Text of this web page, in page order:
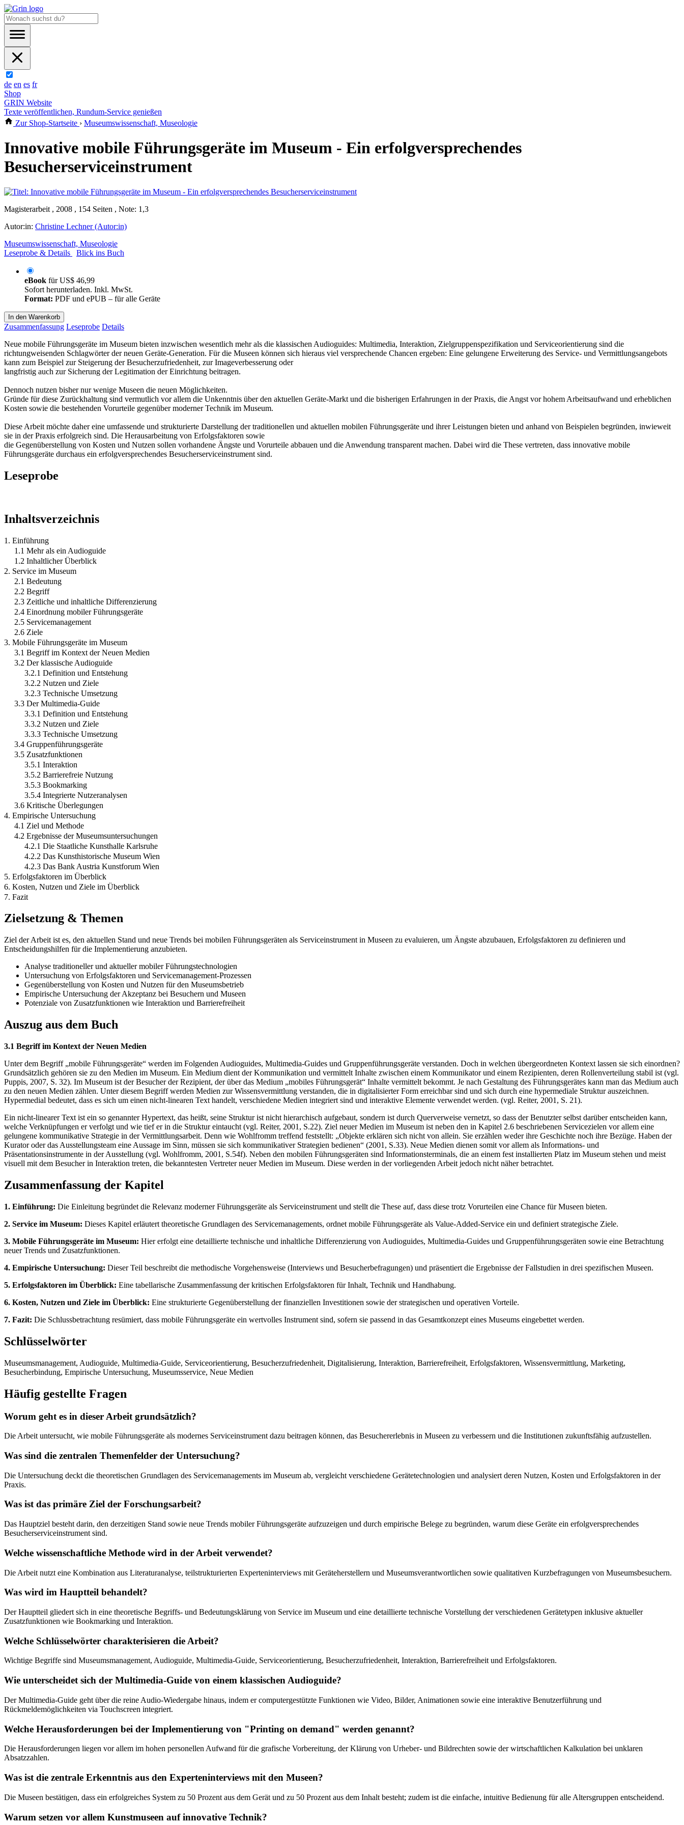
de en es fr
Shop
GRIN Website
Texte veröffentlichen, Rundum-Service genießen
Zur Shop-Startseite › Museumswissenschaft, Museologie
Innovative mobile Führungsgeräte im Museum - Ein erfolgversprechendes
Besucherserviceinstrument
Magisterarbeit , 2008 , 154 Seiten , Note: 1,3
Autor:in: Christine Lechner (Autor:in)
Museumswissenschaft, Museologie
Leseprobe & Details
Blick ins Buch
eBook fürUS$ 46,99
Sofort herunterladen. Inkl. MwSt.
Format: PDF und ePUB – für alle Geräte
In den Warenkorb
Zusammenfassung Leseprobe Details
Neue mobile Führungsgeräte im Museum bieten inzwischen wesentlich mehr als die klassischen Audioguides: Multimedia, Interaktion, Zielgruppenspezifikation und Serviceorientierung sind die
richtungweisenden Schlagwörter der neuen Geräte-Generation. Für die Museen können sich hieraus viel versprechende Chancen ergeben: Eine gelungene Erweiterung des Service- und Vermittlungsangebots
kann zum Beispiel zur Steigerung der Besucherzufriedenheit, zur Imageverbesserung oder
langfristig auch zur Sicherung der Legitimation der Einrichtung beitragen.
Dennoch nutzen bisher nur wenige Museen die neuen Möglichkeiten.
Gründe für diese Zurückhaltung sind vermutlich vor allem die Unkenntnis über den aktuellen Geräte-Markt und die bisherigen Erfahrungen in der Praxis, die Angst vor hohem Arbeitsaufwand und erheblichen
Kosten sowie die bestehenden Vorurteile gegenüber moderner Technik im Museum.
Diese Arbeit möchte daher eine umfassende und strukturierte Darstellung der traditionellen und aktuellen mobilen Führungsgeräte und ihrer Leistungen bieten und anhand von Beispielen begründen, inwieweit
sie in der Praxis erfolgreich sind. Die Herausarbeitung von Erfolgsfaktoren sowie
die Gegenüberstellung von Kosten und Nutzen sollen vorhandene Ängste und Vorurteile abbauen und die Anwendung transparent machen. Dabei wird die These vertreten, dass innovative mobile
Führungsgeräte durchaus ein erfolgversprechendes Besucherserviceinstrument sind.
Leseprobe
Inhaltsverzeichnis
1. Einführung
1.1 Mehr als ein Audioguide
1.2 Inhaltlicher Überblick
2. Service im Museum
2.1 Bedeutung
2.2 Begriff
2.3 Zeitliche und inhaltliche Differenzierung
2.4 Einordnung mobiler Führungsgeräte
2.5 Servicemanagement
2.6 Ziele
3. Mobile Führungsgeräte im Museum
3.1 Begriff im Kontext der Neuen Medien
3.2 Der klassische Audioguide
3.2.1 Definition und Entstehung
3.2.2 Nutzen und Ziele
3.2.3 Technische Umsetzung
3.3 Der Multimedia-Guide
3.3.1 Definition und Entstehung
3.3.2 Nutzen und Ziele
3.3.3 Technische Umsetzung
3.4 Gruppenführungsgeräte
3.5 Zusatzfunktionen
3.5.1 Interaktion
3.5.2 Barrierefreie Nutzung
3.5.3 Bookmarking
3.5.4 Integrierte Nutzeranalysen
3.6 Kritische Überlegungen
4. Empirische Untersuchung
4.1 Ziel und Methode
4.2 Ergebnisse der Museumsuntersuchungen
4.2.1 Die Staatliche Kunsthalle Karlsruhe
4.2.2 Das Kunsthistorische Museum Wien
4.2.3 Das Bank Austria Kunstforum Wien
5. Erfolgsfaktoren im Überblick
6. Kosten, Nutzen und Ziele im Überblick
7. Fazit
Zielsetzung & Themen
Ziel der Arbeit ist es, den aktuellen Stand und neue Trends bei mobilen Führungsgeräten als Serviceinstrument in Museen zu evaluieren, um Ängste abzubauen, Erfolgsfaktoren zu definieren und
Entscheidungshilfen für die Implementierung anzubieten.
Analyse traditioneller und aktueller mobiler Führungstechnologien
Untersuchung von Erfolgsfaktoren und Servicemanagement-Prozessen
Gegenüberstellung von Kosten und Nutzen für den Museumsbetrieb
Empirische Untersuchung der Akzeptanz bei Besuchern und Museen
Potenziale von Zusatzfunktionen wie Interaktion und Barrierefreiheit
Auszug aus dem Buch
3.1 Begriff im Kontext der Neuen Medien
Unter dem Begriff „mobile Führungsgeräte“ werden im Folgenden Audioguides, Multimedia-Guides und Gruppenführungsgeräte verstanden. Doch in welchen übergeordneten Kontext lassen sie sich einordnen?
Grundsätzlich gehören sie zu den Medien im Museum. Ein Medium dient der Kommunikation und vermittelt Inhalte zwischen einem Kommunikator und einem Rezipienten, deren Rollenverteilung stabil ist (vgl.
Puppis, 2007, S. 32). Im Museum ist der Besucher der Rezipient, der über das Medium „mobiles Führungsgerät“ Inhalte vermittelt bekommt. Je nach Gestaltung des Führungsgerätes kann man das Medium auch
zu den neuen Medien zählen. Unter diesem Begriff werden Medien zur Wissensvermittlung verstanden, die in digitalisierter Form erreichbar sind und sich durch eine hypermediale Struktur auszeichnen.
Hypermedial bedeutet, dass es sich um einen nicht-linearen Text handelt, verschiedene Medien integriert sind und interaktive Elemente verwendet werden. (vgl. Reiter, 2001, S. 21).
Ein nicht-linearer Text ist ein so genannter Hypertext, das heißt, seine Struktur ist nicht hierarchisch aufgebaut, sondern ist durch Querverweise vernetzt, so dass der Benutzter selbst darüber entscheiden kann,
welche Verknüpfungen er verfolgt und wie tief er in die Struktur eintaucht (vgl. Reiter, 2001, S.22). Ziel neuer Medien im Museum ist neben den in Kapitel 2.6 beschriebenen Servicezielen vor allem eine
gelungene kommunikative Strategie in der Vermittlungsarbeit. Denn wie Wohlfromm treffend feststellt: „Objekte erklären sich nicht von allein. Sie erzählen weder ihre Geschichte noch ihre Bezüge. Haben der
Kurator oder das Ausstellungsteam eine Aussage im Sinn, müssen sie sich kommunikativer Strategien bedienen“ (2001, S.33). Neue Medien dienen somit vor allem als Informations- und
Präsentationsinstrumente in der Ausstellung (vgl. Wohlfromm, 2001, S.54f). Neben den mobilen Führungsgeräten sind Informationsterminals, die an einem fest installierten Platz im Museum stehen und meist
visuell mit dem Besucher in Interaktion treten, die bekanntesten Vertreter neuer Medien im Museum. Diese werden in der vorliegenden Arbeit jedoch nicht näher betrachtet.
Zusammenfassung der Kapitel
1. Einführung: Die Einleitung begründet die Relevanz moderner Führungsgeräte als Serviceinstrument und stellt die These auf, dass diese trotz Vorurteilen eine Chance für Museen bieten.
2. Service im Museum: Dieses Kapitel erläutert theoretische Grundlagen des Servicemanagements, ordnet mobile Führungsgeräte als Value-Added-Service ein und definiert strategische Ziele.
3. Mobile Führungsgeräte im Museum: Hier erfolgt eine detaillierte technische und inhaltliche Differenzierung von Audioguides, Multimedia-Guides und Gruppenführungsgeräten sowie eine Betrachtung
neuer Trends und Zusatzfunktionen.
4. Empirische Untersuchung: Dieser Teil beschreibt die methodische Vorgehensweise (Interviews und Besucherbefragungen) und präsentiert die Ergebnisse der Fallstudien in drei spezifischen Museen.
5. Erfolgsfaktoren im Überblick: Eine tabellarische Zusammenfassung der kritischen Erfolgsfaktoren für Inhalt, Technik und Handhabung.
6. Kosten, Nutzen und Ziele im Überblick: Eine strukturierte Gegenüberstellung der finanziellen Investitionen sowie der strategischen und operativen Vorteile.
7. Fazit: Die Schlussbetrachtung resümiert, dass mobile Führungsgeräte ein wertvolles Instrument sind, sofern sie passend in das Gesamtkonzept eines Museums eingebettet werden.
Schlüsselwörter
Museumsmanagement, Audioguide, Multimedia-Guide, Serviceorientierung, Besucherzufriedenheit, Digitalisierung, Interaktion, Barrierefreiheit, Erfolgsfaktoren, Wissensvermittlung, Marketing,
Besucherbindung, Empirische Untersuchung, Museumsservice, Neue Medien
Häufig gestellte Fragen
Worum geht es in dieser Arbeit grundsätzlich?
Die Arbeit untersucht, wie mobile Führungsgeräte als modernes Serviceinstrument dazu beitragen können, das Besuchererlebnis in Museen zu verbessern und die Institutionen zukunftsfähig aufzustellen.
Was sind die zentralen Themenfelder der Untersuchung?
Die Untersuchung deckt die theoretischen Grundlagen des Servicemanagements im Museum ab, vergleicht verschiedene Gerätetechnologien und analysiert deren Nutzen, Kosten und Erfolgsfaktoren in der
Praxis.
Was ist das primäre Ziel der Forschungsarbeit?
Das Hauptziel besteht darin, den derzeitigen Stand sowie neue Trends mobiler Führungsgeräte aufzuzeigen und durch empirische Belege zu begründen, warum diese Geräte ein erfolgversprechendes
Besucherserviceinstrument sind.
Welche wissenschaftliche Methode wird in der Arbeit verwendet?
Die Arbeit nutzt eine Kombination aus Literaturanalyse, teilstrukturierten Experteninterviews mit Geräteherstellern und Museumsverantwortlichen sowie qualitativen Kurzbefragungen von Museumsbesuchern.
Was wird im Hauptteil behandelt?
Der Hauptteil gliedert sich in eine theoretische Begriffs- und Bedeutungsklärung von Service im Museum und eine detaillierte technische Vorstellung der verschiedenen Gerätetypen inklusive aktueller
Zusatzfunktionen wie Bookmarking und Interaktion.
Welche Schlüsselwörter charakterisieren die Arbeit?
Wichtige Begriffe sind Museumsmanagement, Audioguide, Multimedia-Guide, Serviceorientierung, Besucherzufriedenheit, Interaktion, Barrierefreiheit und Erfolgsfaktoren.
Wie unterscheidet sich der Multimedia-Guide von einem klassischen Audioguide?
Der Multimedia-Guide geht über die reine Audio-Wiedergabe hinaus, indem er computergestützte Funktionen wie Video, Bilder, Animationen sowie eine interaktive Benutzerführung und
Rückmeldemöglichkeiten via Touchscreen integriert.
Welche Herausforderungen bei der Implementierung von "Printing on demand" werden genannt?
Die Herausforderungen liegen vor allem im hohen personellen Aufwand für die grafische Vorbereitung, der Klärung von Urheber- und Bildrechten sowie der wirtschaftlichen Kalkulation bei unklaren
Absatzzahlen.
Was ist die zentrale Erkenntnis aus den Experteninterviews mit den Museen?
Die Museen bestätigen, dass ein erfolgreiches System zu 50 Prozent aus dem Gerät und zu 50 Prozent aus dem Inhalt besteht; zudem ist die einfache, intuitive Bedienung für alle Altersgruppen entscheidend.
Warum setzen vor allem Kunstmuseen auf innovative Technik?